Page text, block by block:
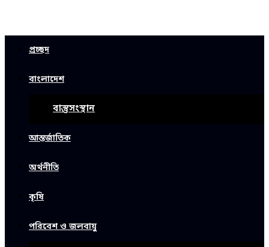
প্রচ্ছদ
বাংলাদেশ
বাস্তুসংস্থান
আন্তর্জাতিক
অর্থনীতি
কৃষি
পরিবেশ ও জলবায়ু